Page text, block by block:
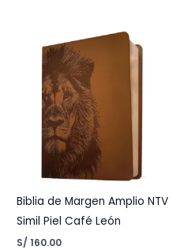
Biblia de Margen Amplio NTV
Simil Piel Café León
S/ 160.00